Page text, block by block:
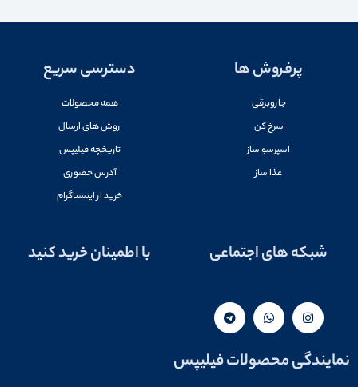
پرفروش ها
جاروبرقی
سرخ کن
اسپرسو ساز
غذا ساز
دسترسی سریع
همه محصولات
روش های ارسال
تاریخچه فیلیپس
آدرس حضوری
خرید از اینستاگرام
شبکه های اجتماعی با اطمینان خرید کنید
نمایندگی محصولات فیلیپس